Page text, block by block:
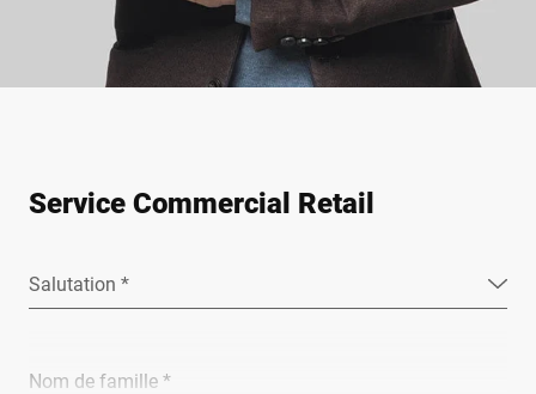
Service Commercial Retail
Salutation *
Nom de famille *